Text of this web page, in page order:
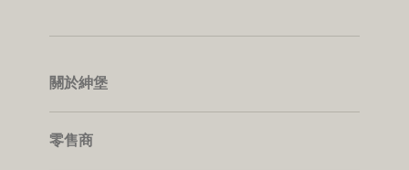
關於紳堡
零售商